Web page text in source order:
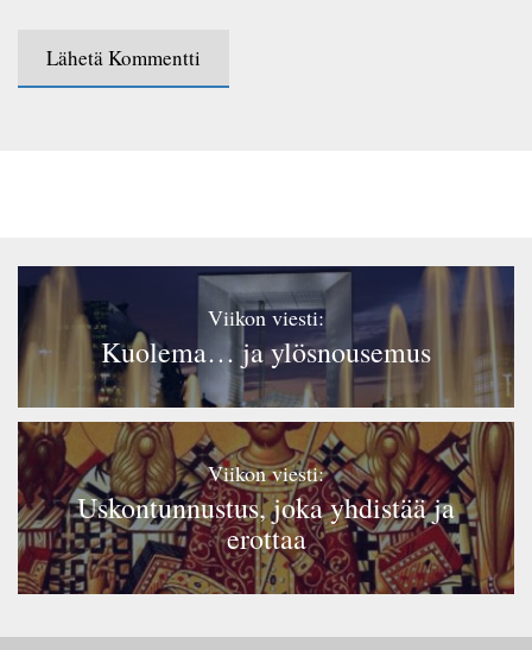
Viikon viesti:
Kuolema… ja ylösnousemus
Viikon viesti:
Uskontunnustus, joka yhdistää ja
erottaa